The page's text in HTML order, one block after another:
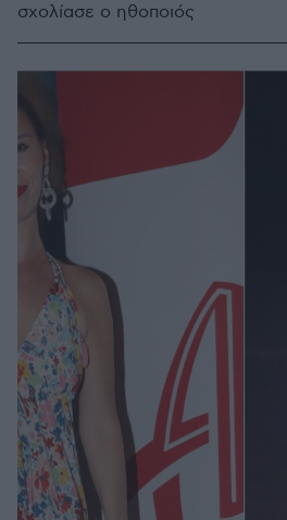
σχολίασε ο ηθοποιός